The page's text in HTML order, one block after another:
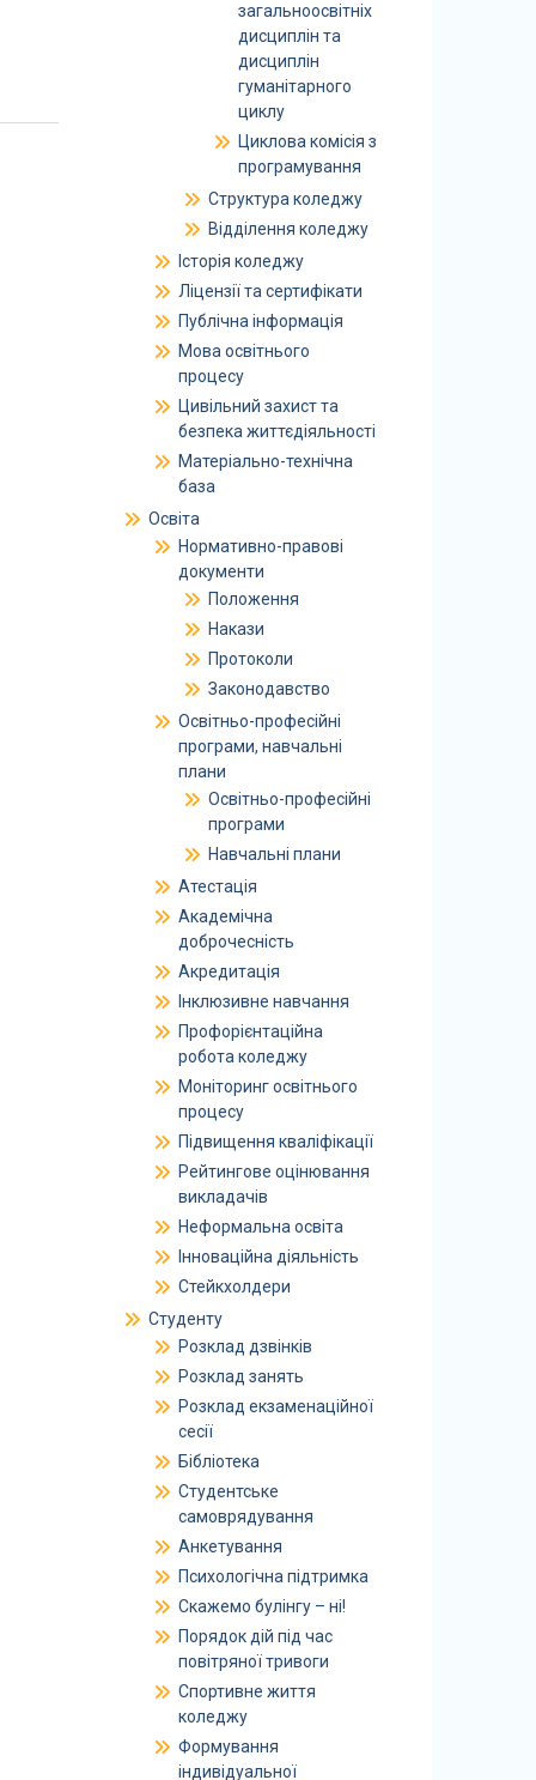
загальноосвітніх
дисциплін та
дисциплін
гуманітарного
циклу
Циклова комісія з
програмування
Структура коледжу
Відділення коледжу
Історія коледжу
Ліцензії та сертифікати
Публічна інформація
Мова освітнього
процесу
Цивільний захист та
безпека життєдіяльності
Матеріально-технічна
база
Освіта
Нормативно-правові
документи
Положення
Накази
Протоколи
Законодавство
Освітньо-професійні
програми, навчальні
плани
Освітньо-професійні
програми
Навчальні плани
Атестація
Академічна
доброчесність
Акредитація
Інклюзивне навчання
Профорієнтаційна
робота коледжу
Моніторинг освітнього
процесу
Підвищення кваліфікації
Рейтингове оцінювання
викладачів
Неформальна освіта
Інноваційна діяльність
Стейкхолдери
Студенту
Розклад дзвінків
Розклад занять
Розклад екзаменаційної
сесії
Бібліотека
Студентське
самоврядування
Анкетування
Психологічна підтримка
Скажемо булінгу – ні!
Порядок дій під час
повітряної тривоги
Спортивне життя
коледжу
Формування
індивідуальної